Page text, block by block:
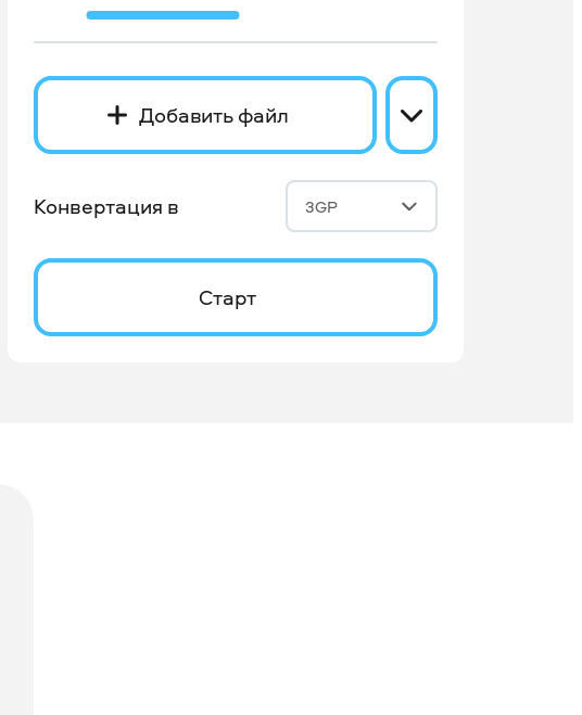
Добавить файл
Конвертация в 3GP
Старт